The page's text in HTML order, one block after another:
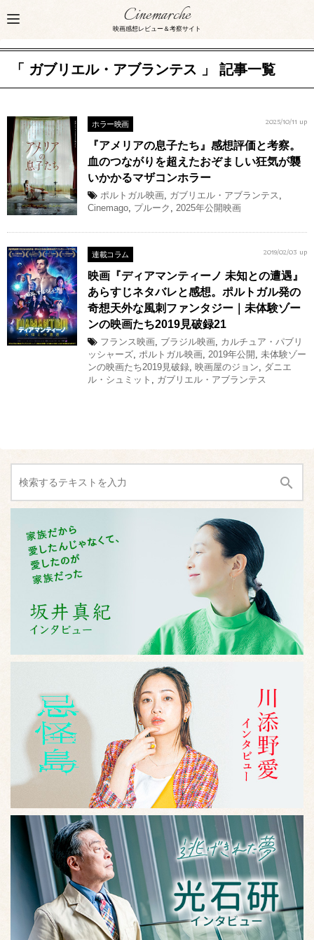
Cinemarche
映画感想レビュー＆考察サイト
「 ガブリエル・アブランテス 」 記事一覧
ホラー映画 2025/10/11 up
『アメリアの息子たち』感想評価と考察。
血のつながりを超えたおぞましい狂気が襲
いかかるマザコンホラー
ポルトガル映画, ガブリエル・アブランテス ,
Cinemago, プルーク , 2025年公開映画
連載コラム 2019/02/03 up
映画『ディアマンティーノ 未知との遭遇』
あらすじネタバレと感想。ポルトガル発の
奇想天外な風刺ファンタジー｜未体験ゾー
ンの映画たち2019見破録21
フランス映画, ブラジル映画, カルチュア・パブリ
ッシャーズ, ポルトガル映画, 2019年公開 , 未体験ゾー
ンの映画たち2019見破録, 映画屋のジョン, ダニエ
ル・シュミット , ガブリエル・アブランテス